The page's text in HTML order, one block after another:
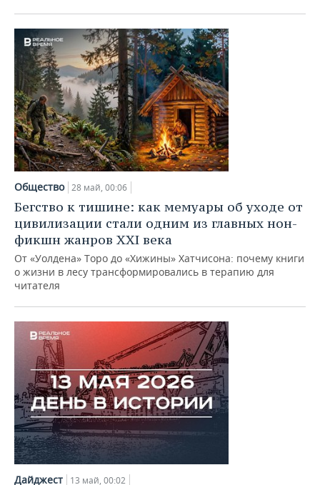
Общество 28 май, 00:06
Бегство к тишине: как мемуары об уходе от
цивилизации стали одним из главных нон-
фикшн жанров XXI века
От «Уолдена» Торо до «Хижины» Хатчисона: почему книги
о жизни в лесу трансформировались в терапию для
читателя
Дайджест 13 май, 00:02